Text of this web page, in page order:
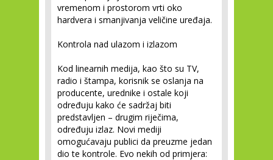
vremenom i prostorom vrti oko
hardvera i smanjivanja veličine uređaja.
Kontrola nad ulazom i izlazom
Kod linearnih medija, kao što su TV,
radio i štampa, korisnik se oslanja na
producente, urednike i ostale koji
određuju kako će sadržaj biti
predstavljen – drugim riječima,
određuju izlaz. Novi mediji
omogućavaju publici da preuzme jedan
dio te kontrole. Evo nekih od primjera: